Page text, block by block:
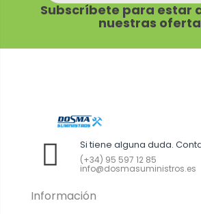
Subscríbete para estar
nuestras
Si tiene alguna duda.
(+34) 95 597 12 85
info@dosmasuministros.es
Información